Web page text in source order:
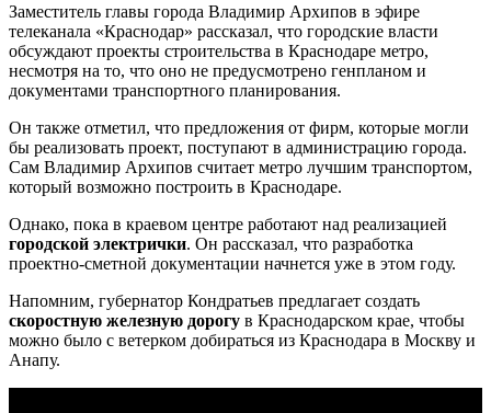
Заместитель главы города Владимир Архипов в эфире
телеканала «Краснодар» рассказал, что городские власти
обсуждают проекты строительства в Краснодаре метро,
несмотря на то, что оно не предусмотрено генпланом и
документами транспортного планирования.
Он также отметил, что предложения от фирм, которые могли
бы реализовать проект, поступают в администрацию города.
Сам Владимир Архипов считает метро лучшим транспортом,
который возможно построить в Краснодаре.
Однако, пока в краевом центре работают над реализацией
городской электрички. Он рассказал, что разработка
проектно-сметной документации начнется уже в этом году.
Напомним, губернатор Кондратьев предлагает создать
скоростную железную дорогу в Краснодарском крае, чтобы
можно было с ветерком добираться из Краснодара в Москву и
Анапу.